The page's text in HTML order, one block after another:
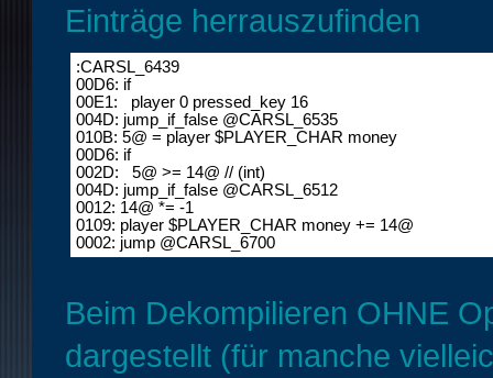
Einträge herrauszufinden
:CARSL_6439
00D6: if
00E1:   player 0 pressed_key 16
004D: jump_if_false @CARSL_6535
010B: 5@ = player $PLAYER_CHAR money
00D6: if
002D:   5@ >= 14@ // (int)
004D: jump_if_false @CARSL_6512
0012: 14@ *= -1
0109: player $PLAYER_CHAR money += 14@
0002: jump @CARSL_6700
Beim Dekompilieren OHNE
dargestellt (für manche